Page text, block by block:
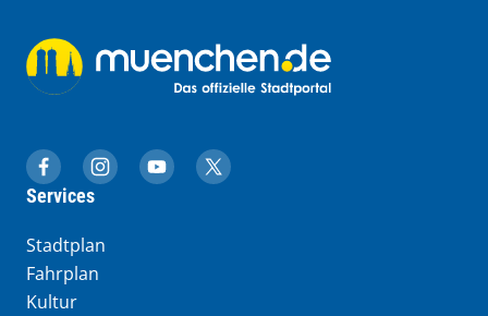
muenchen.de auf Facebook
muenchen.de auf Instagram
muenchen.de auf YouTube
muenchen.de auf X
Services
Stadtplan
Fahrplan
Kultur